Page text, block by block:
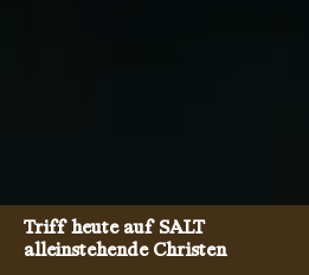
Triff heute auf SALT
alleinstehende Christen